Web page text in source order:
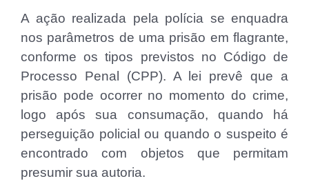
A ação realizada pela polícia se enquadra
nos parâmetros de uma prisão em flagrante,
conforme os tipos previstos no Código de
Processo Penal (CPP). A lei prevê que a
prisão pode ocorrer no momento do crime,
logo após sua consumação, quando há
perseguição policial ou quando o suspeito é
encontrado com objetos que permitam
presumir sua autoria.